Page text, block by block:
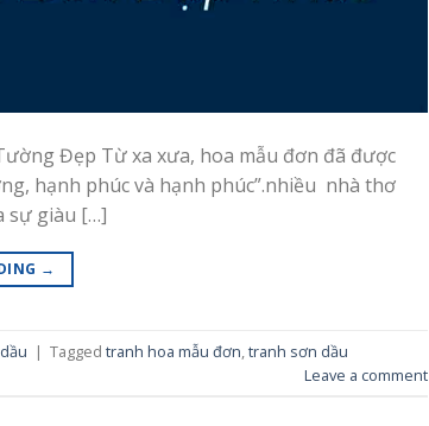
Đẹp Từ xa xưa, hoa mẫu đơn đã được
hạnh phúc và hạnh phúc”.nhiều nhà thơ
sự giàu […]
→
| Tagged tranh hoa mẫu đơn,tranh sơn dầu
Leave a comment